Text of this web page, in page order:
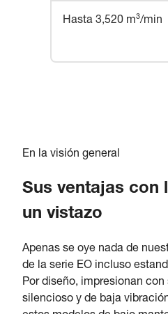
Hasta 3,520 m³/min
En la visión general
Sus ventajas con
un vistazo
Apenas se oye nada de
de la serie EO incluso
Por diseño, impresionan
silencioso y de baja